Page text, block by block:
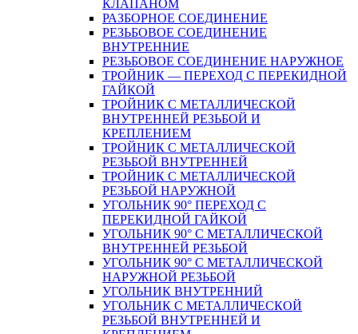
КЛАПАНОМ
РАЗБОРНОЕ СОЕДИНЕНИЕ
РЕЗЬБОВОЕ СОЕДИНЕНИЕ
ВНУТРЕННИЕ
РЕЗЬБОВОЕ СОЕДИНЕНИЕ НАРУЖНОЕ
ТРОЙНИК — ПЕРЕХОД С ПЕРЕКИДНОЙ
ГАЙКОЙ
ТРОЙНИК С МЕТАЛЛИЧЕСКОЙ
ВНУТРЕННЕЙ РЕЗЬБОЙ И
КРЕПЛЕНИЕМ
ТРОЙНИК С МЕТАЛЛИЧЕСКОЙ
РЕЗЬБОЙ ВНУТРЕННЕЙ
ТРОЙНИК С МЕТАЛЛИЧЕСКОЙ
РЕЗЬБОЙ НАРУЖНОЙ
УГОЛЬНИК 90° ПЕРЕХОД С
ПЕРЕКИДНОЙ ГАЙКОЙ
УГОЛЬНИК 90° С МЕТАЛЛИЧЕСКОЙ
ВНУТРЕННEЙ РЕЗЬБОЙ
УГОЛЬНИК 90° С МЕТАЛЛИЧЕСКОЙ
НАРУЖНОЙ РЕЗЬБОЙ
УГОЛЬНИК ВНУТРЕННИЙ
УГОЛЬНИК С МЕТАЛЛИЧЕСКОЙ
РЕЗЬБОЙ ВНУТРЕННЕЙ И